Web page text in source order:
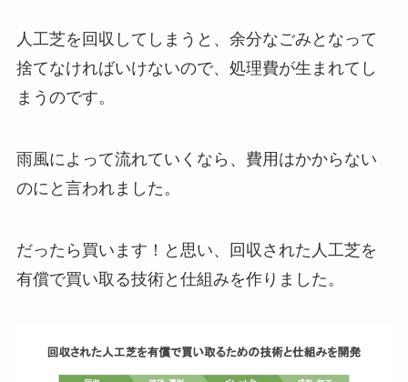
人工芝を回収してしまうと、余分なごみとなって
捨てなければいけないので、処理費が生まれてし
まうのです。
雨風によって流れていくなら、費用はかからない
のにと言われました。
だったら買います！と思い、回収された人工芝を
有償で買い取る技術と仕組みを作りました。